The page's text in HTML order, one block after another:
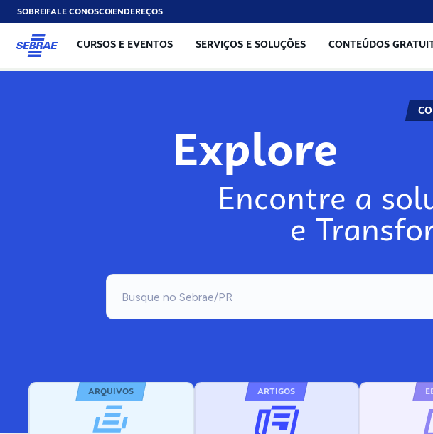
SOBREFALE CONOSCOENDEREÇOS
CURSOS E EVENTOS SERVIÇOS E SOLUÇÕES CONTEÚDOS
Explore
Encontre a
e
ARQUIVOS ARTIGOS